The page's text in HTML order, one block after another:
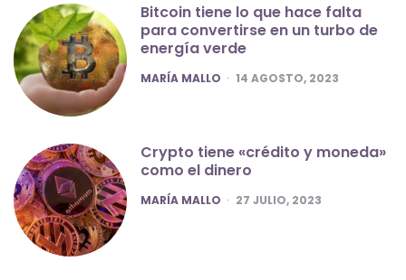
Bitcoin tiene lo que hace falta
para convertirse en un turbo de
energía verde
POSTED
MARÍA MALLO 14 AGOSTO, 2023
Crypto tiene «crédito y moneda»
como el dinero
POSTED
MARÍA MALLO 27 JULIO, 2023